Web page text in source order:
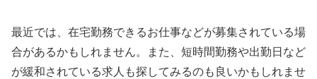
最近では、在宅勤務できるお仕事などが募集されている場
合があるかもしれません。また、短時間勤務や出勤日など
が緩和されている求人も探してみるのも良いかもしれませ